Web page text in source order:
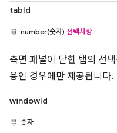
tabId
number(숫자) 선택사항
측면 패널이 닫힌 탭의 선
용인 경우에만 제공됩니다.
windowId
숫자